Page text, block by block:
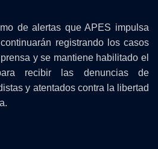
de alertas que APES impulsa
registrando los casos
y se mantiene habilitado el
recibir las denuncias de
y atentados contra la libertad